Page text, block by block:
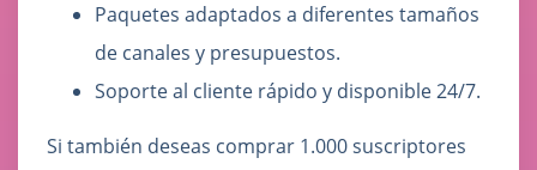
Paquetes adaptados a diferentes tamaños
de canales y presupuestos.
Soporte al cliente rápido y disponible 24/7.
Si también deseas comprar 1.000 suscriptores